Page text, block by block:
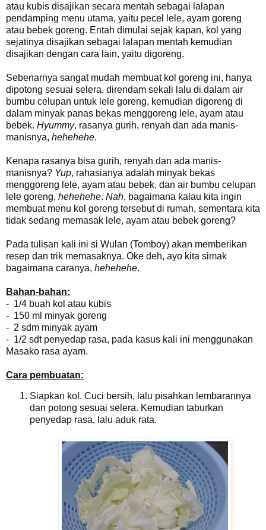
atau kubis disajikan secara mentah sebagai lalapan
pendamping menu utama, yaitu pecel lele, ayam goreng
atau bebek goreng. Entah dimulai sejak kapan, kol yang
sejatinya disajikan sebagai lalapan mentah kemudian
disajikan dengan cara lain, yaitu digoreng.
Sebenarnya sangat mudah membuat kol goreng ini, hanya
dipotong sesuai selera, direndam sekali lalu di dalam air
bumbu celupan untuk lele goreng, kemudian digoreng di
dalam minyak panas bekas menggoreng lele, ayam atau
bebek. Hyummy, rasanya gurih, renyah dan ada manis-
manisnya, hehehehe.
Kenapa rasanya bisa gurih, renyah dan ada manis-
manisnya? Yup, rahasianya adalah minyak bekas
menggoreng lele, ayam atau bebek, dan air bumbu celupan
lele goreng, hehehehe. Nah, bagaimana kalau kita ingin
membuat menu kol goreng tersebut di rumah, sementara kita
tidak sedang memasak lele, ayam atau bebek goreng?
Pada tulisan kali ini si Wulan (Tomboy) akan memberikan
resep dan trik memasaknya. Oke deh, ayo kita simak
bagaimana caranya, hehehehe.
Bahan-bahan:
- 1/4 buah kol atau kubis
- 150 ml minyak goreng
- 2 sdm minyak ayam
- 1/2 sdt penyedap rasa, pada kasus kali ini menggunakan
Masako rasa ayam.
Cara pembuatan:
Siapkan kol. Cuci bersih, lalu pisahkan lembarannya
dan potong sesuai selera. Kemudian taburkan
penyedap rasa, lalu aduk rata.